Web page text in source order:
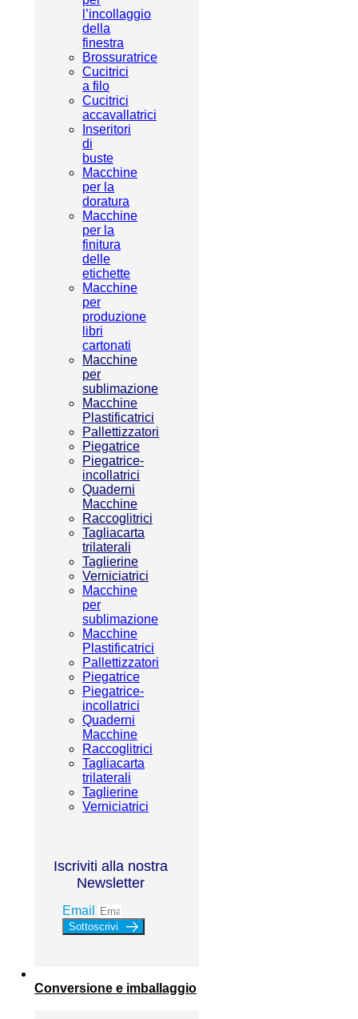
l’incollaggio
della
finestra
Brossuratrice
Cucitrici
a filo
Cucitrici
accavallatrici
Inseritori
di
buste
Macchine
per la
doratura
Macchine
per la
finitura
delle
etichette
Macchine
per
produzione
libri
cartonati
Macchine
per
sublimazione
Macchine
Plastificatrici
Pallettizzatori
Piegatrice
Piegatrice-
incollatrici
Quaderni
Macchine
Raccoglitrici
Tagliacarta
trilaterali
Taglierine
Verniciatrici
Macchine
per
sublimazione
Macchine
Plastificatrici
Pallettizzatori
Piegatrice
Piegatrice-
incollatrici
Quaderni
Macchine
Raccoglitrici
Tagliacarta
trilaterali
Taglierine
Verniciatrici
Iscriviti alla nostra
Newsletter
Email
Sottoscrivi
Conversione e imballaggio